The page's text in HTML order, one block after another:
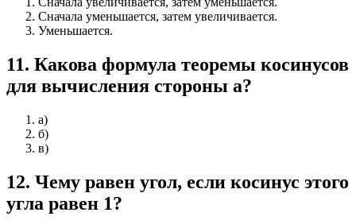
Сначала уменьшается, затем увеличивается.
Уменьшается.
11. Какова формула теоремы косинусов
для вычисления стороны a?
а)
б)
в)
12. Чему равен угол, если косинус этого
угла равен 1?